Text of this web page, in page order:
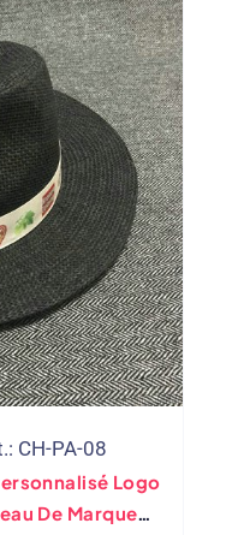
CH-PA-08
Logo
De Marque